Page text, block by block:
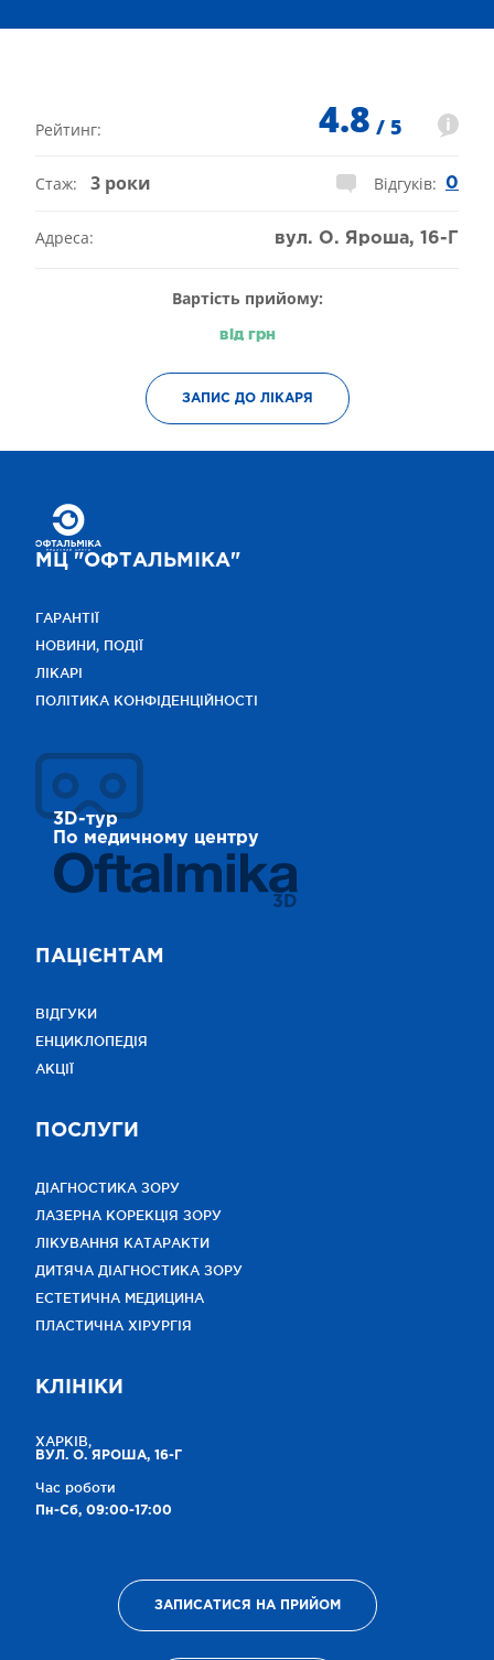
Рейтинг: 4.8 / 5
Стаж: 3 роки Відгуків: 0
Адреса: вул. О. Яроша, 16-Г
Вартість прийому:
від грн
ЗАПИС ДО ЛІКАРЯ
МЦ "ОФТАЛЬМІКА"
ГАРАНТІЇ
НОВИНИ, ПОДІЇ
ЛІКАРІ
ПОЛІТИКА КОНФІДЕНЦІЙНОСТІ
3D-тур
По медичному центру
3D
ПАЦІЄНТАМ
ВІДГУКИ
ЕНЦИКЛОПЕДІЯ
АКЦІЇ
ПОСЛУГИ
ДІАГНОСТИКА ЗОРУ
ЛАЗЕРНА КОРЕКЦІЯ ЗОРУ
ЛІКУВАННЯ КАТАРАКТИ
ДИТЯЧА ДІАГНОСТИКА ЗОРУ
ЕСТЕТИЧНА МЕДИЦИНА
ПЛАСТИЧНА ХІРУРГІЯ
КЛІНІКИ
ХАРКІВ,
ВУЛ. О. ЯРОША, 16-Г
Час роботи
Пн-Сб, 09:00-17:00
ЗАПИСАТИСЯ НА ПРИЙОМ